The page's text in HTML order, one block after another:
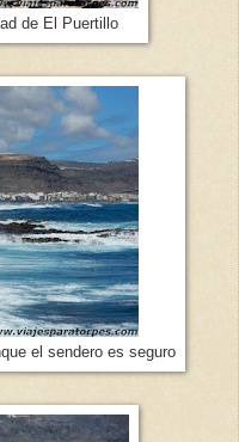
de El Puertillo
el sendero es seguro